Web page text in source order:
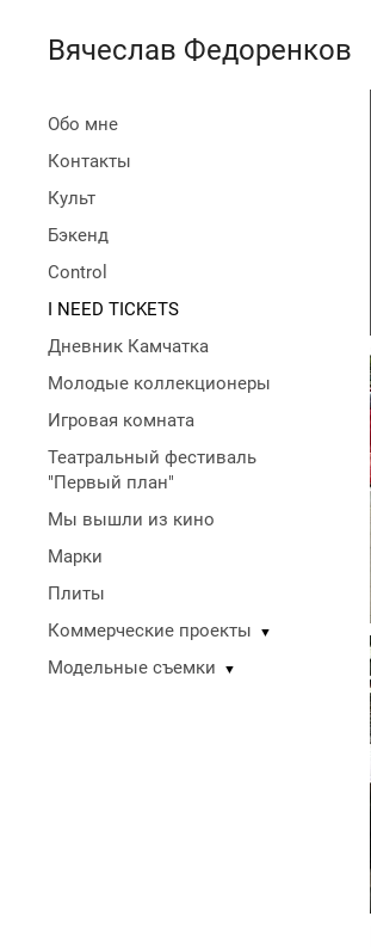
Вячеслав Федоренков
Обо мне
Контакты
Культ
Бэкенд
Control
I NEED TICKETS
Дневник Камчатка
Молодые коллекционеры
Игровая комната
Театральный фестиваль
"Первый план"
Мы вышли из кино
Марки
Плиты
Коммерческие проекты
▼
Модельные съемки ▼